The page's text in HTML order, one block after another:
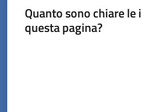
Quanto sono chiare
questa pagina?